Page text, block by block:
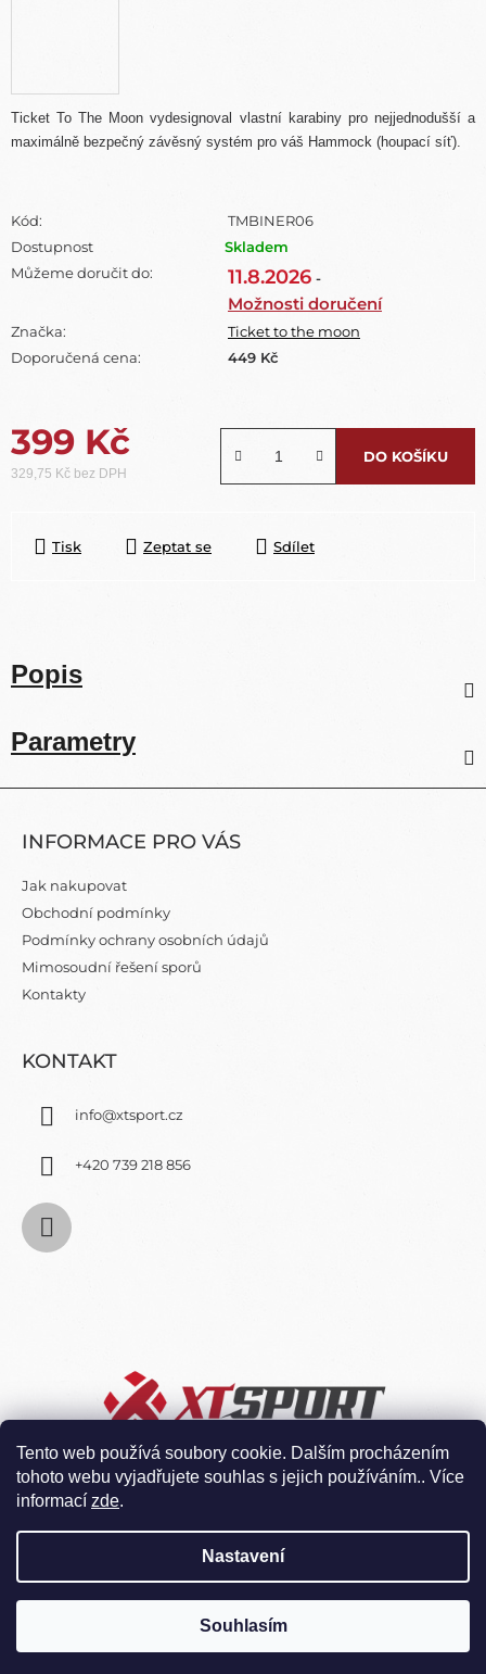
Tento web používá soubory cookie. Dalším procházením
tohoto webu vyjadřujete souhlas s jejich používáním.. Více
informací zde.
Nastavení
Souhlasím
Ticket To The Moon vydesignoval vlastní karabiny pro nejjednodušší a
maximálně bezpečný závěsný systém pro váš Hammock (houpací síť).
Kód:
TMBINER06
Dostupnost
Skladem
Můžeme doručit do:
11.8.2026 -
Možnosti doručení
Značka:
Ticket to the moon
Doporučená cena:
449 Kč
399 Kč
329,75 Kč bez DPH
DO KOŠÍKU
Tisk Zeptat se Sdílet
Popis
Parametry
INFORMACE PRO VÁS
Jak nakupovat
Obchodní podmínky
Podmínky ochrany osobních údajů
Mimosoudní řešení sporů
Kontakty
KONTAKT
info@xtsport.cz
+420 739 218 856
Vytvořil Shoptet
Copyright 2026XTsport. Všechna práva vyhrazena.